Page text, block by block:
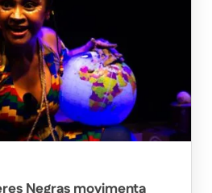
Negras movimenta